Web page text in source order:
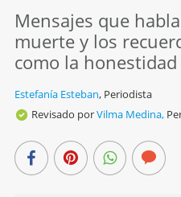
Mensajes que
muerte y los
como la honestidad
Estefanía Esteban, Periodista
Revisado porVilma Medina,